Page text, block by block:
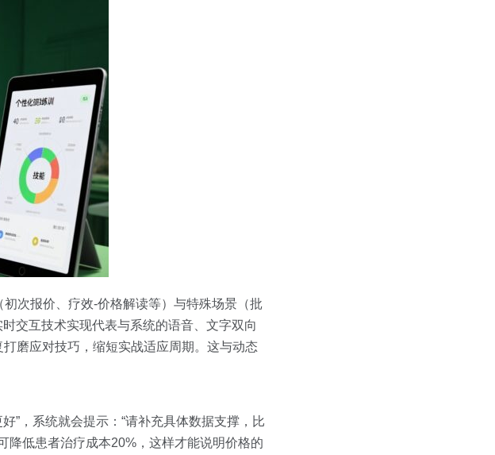
次报价、疗效-价格解读等）与特殊场景（批
交互技术实现代表与系统的语音、文字双向
磨应对技巧，缩短实战适应周期。这与动态
”，系统就会提示：“请补充具体数据支撑，比
低患者治疗成本20%，这样才能说明价格的